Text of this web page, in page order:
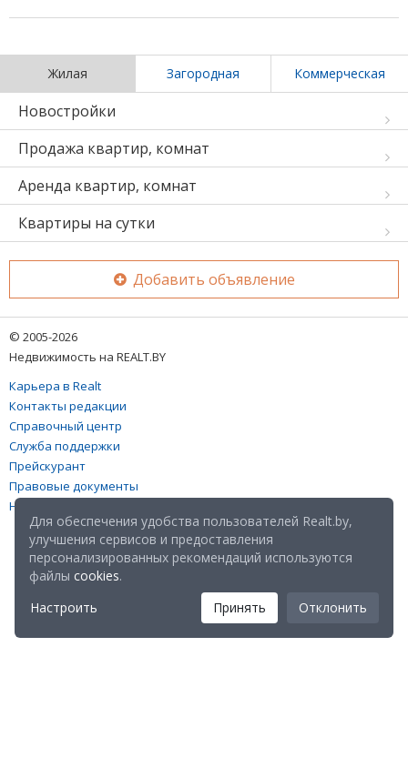
Жилая Загородная Коммерческая
Новостройки
Продажа квартир, комнат
Аренда квартир, комнат
Квартиры на сутки
Добавить объявление
© 2005-2026
Недвижимость на REALT.BY
Карьера в Realt
Контакты редакции
Справочный центр
Служба поддержки
Прейскурант
Правовые документы
Настройка файлов cookies
Для обеспечения удобства пользователей Realt.by,
улучшения сервисов и предоставления
персонализированных рекомендаций используются
файлы cookies.
Настроить
Принять Отклонить